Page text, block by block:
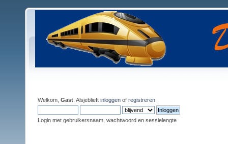
Welkom, Gast . Alsjeblieft inloggen of registreren
Login met gebruikersnaam, wachtwoord en sessielengte